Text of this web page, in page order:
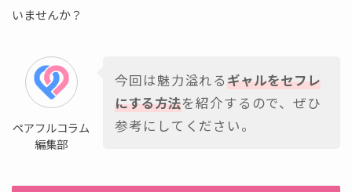
いませんか？
ペアフルコラム
編集部
今回は魅力溢れる ギャルをセフレ
にする方法を紹介するので、ぜひ
参考にしてください。